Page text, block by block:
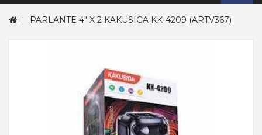
PARLANTE 4" X 2 KAKUSIGA KK-4209 (ARTV367)